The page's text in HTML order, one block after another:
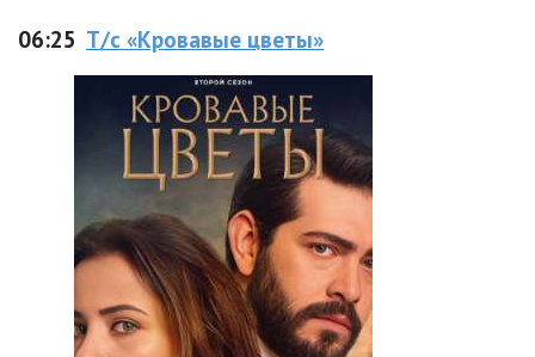
06:25 Т/с «Кровавые цветы»